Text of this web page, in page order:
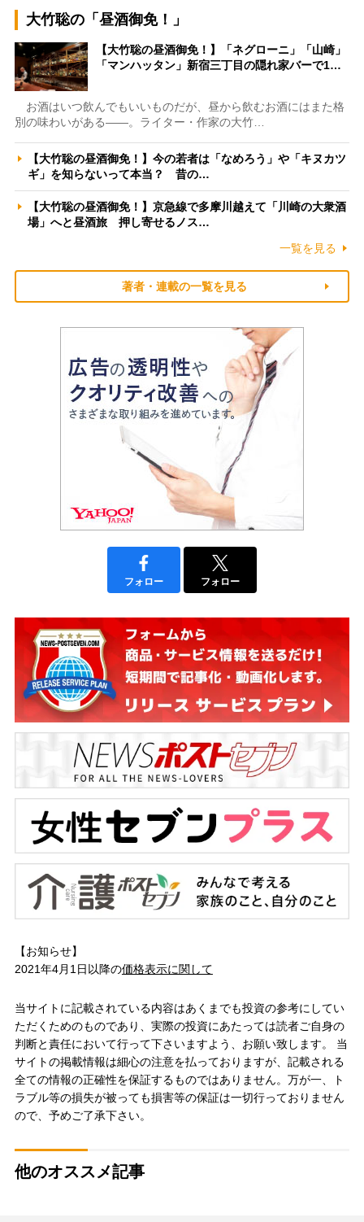
大竹聡の「昼酒御免！」
【大竹聡の昼酒御免！】「ネグローニ」「山崎」
「マンハッタン」新宿三丁目の隠れ家バーで1…
お酒はいつ飲んでもいいものだが、昼から飲むお酒にはまた格
別の味わいがある――。ライター・作家の大竹…
【大竹聡の昼酒御免！】今の若者は「なめろう」や「キヌカツ
ギ」を知らないって本当？ 昔の…
【大竹聡の昼酒御免！】京急線で多摩川越えて「川崎の大衆酒
場」へと昼酒旅 押し寄せるノス…
一覧を見る
著者・連載の一覧を見る
フォロー フォロー
【お知らせ】
2021年4月1日以降の価格表示に関して
当サイトに記載されている内容はあくまでも投資の参考にしてい
ただくためのものであり、実際の投資にあたっては読者ご自身の
判断と責任において行って下さいますよう、お願い致します。 当
サイトの掲載情報は細心の注意を払っておりますが、記載される
全ての情報の正確性を保証するものではありません。万が一、ト
ラブル等の損失が被っても損害等の保証は一切行っておりません
ので、予めご了承下さい。
他のオススメ記事